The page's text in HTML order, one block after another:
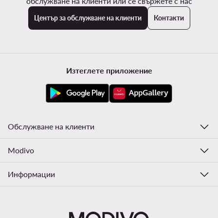
Център за обслужване на клиенти Контакти
Изтеглете приложение
Обслужване на клиенти
Modivo
Информации